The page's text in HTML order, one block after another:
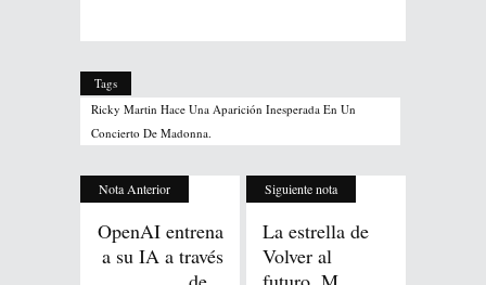
Tags
Ricky Martin Hace Una Aparición Inesperada En Un
Concierto De Madonna.
Nota Anterior
OpenAI entrena
a su IA a través
Siguiente nota
La estrella de
Volver al